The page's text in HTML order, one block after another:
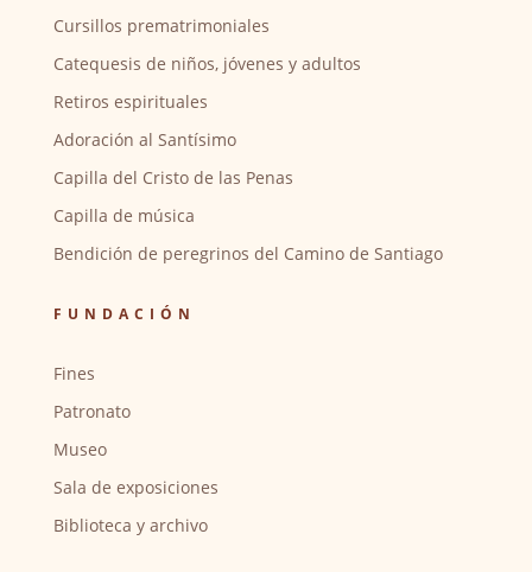
Cursillos prematrimoniales
Catequesis de niños, jóvenes y adultos
Retiros espirituales
Adoración al Santísimo
Capilla del Cristo de las Penas
Capilla de música
Bendición de peregrinos del Camino de Santiago
FUNDACIÓN
Fines
Patronato
Museo
Sala de exposiciones
Biblioteca y archivo